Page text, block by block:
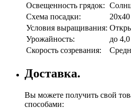
Освещенность грядок:
Схема посадки:
20х40
Условия выращивания:
Урожайность:
до 4,0
Скорость созревания:
Доставка.
Вы можете получить свой
способами: